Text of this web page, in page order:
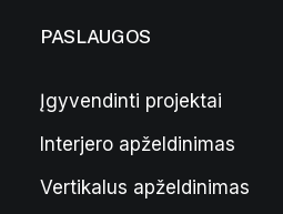
Skulptūra „Lygianaktis“
PASLAUGOS
Įgyvendinti projektai
Interjero apželdinimas
Vertikalus apželdinimas